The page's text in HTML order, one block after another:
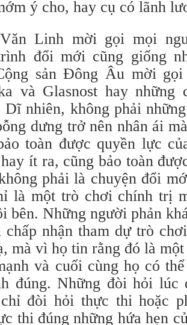
ý cho, hay cụ có lãnh
Linh mời gọi mọi
đổi mới cũng giống
sản Ðông Âu mời
và Glasnost hay
nhiên, không phải
dưng trở nên nhân ái
toàn được quyền lực
ít ra, cũng bảo toàn
phải là chuyện đổi
là một trò chơi chính trị
bên. Những người phản
nhận tham dự trò
mà vì họ tin rằng đó là
và cuối cùng họ có
đúng. Những đòi hỏi lúc
đòi hỏi thực thi hoặc
thi đúng những hứa hẹn